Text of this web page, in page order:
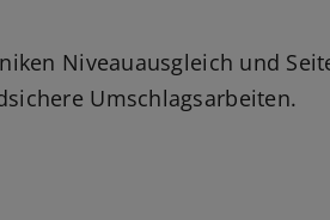
Niveauausgleich und
Umschlagsarbeiten.